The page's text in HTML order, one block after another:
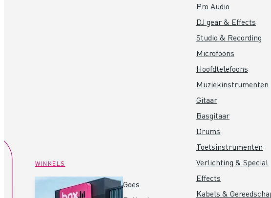
WINKELS
Goes
Pro Audio
DJ gear & Effects
Studio & Recording
Microfoons
Hoofdtelefoons
Muziekinstrumenten
Gitaar
Basgitaar
Drums
Toetsinstrumenten
Verlichting & Special
Effects
Kabels &